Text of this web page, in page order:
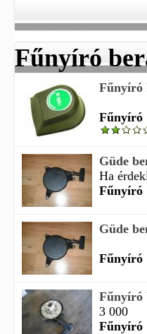
Fűnyíró
Fűnyíró
Fűnyíró
Güde
Ha
Fűnyíró
Güde
Fűnyíró
Fűnyíró
3 000
Fűnyíró